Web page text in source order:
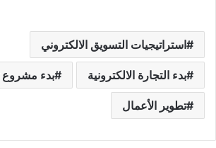
استراتيجيات التسويق الالكتروني
بدء التجارة الالكترونية بدء مشروع
تطوير الأعمال